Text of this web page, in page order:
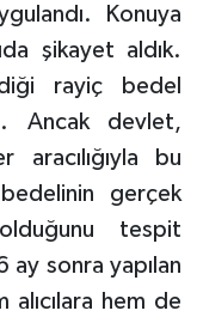
Konuya
şikayet aldık.
rayiç bedel
Ancak devlet,
bu
gerçek
tespit
ay sonra yapılan
hem de